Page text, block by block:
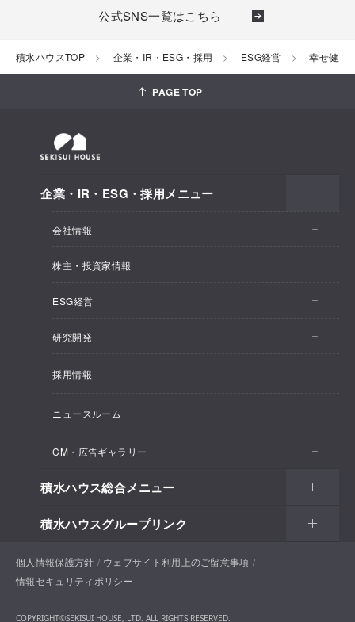
公式SNS一覧はこちら
積水ハウスTOP 企業・IR・ESG・採用 ESG経営 幸せ健康
PAGE TOP
企業・IR・ESG・採用メニュー
会社情報
会社情報トップ
事業概要
企業理念
コーポレートガバナンス
株主・投資家情報
株主・投資家情報トップ
IRトピックス
経営計画
M.D.C. Holdings, Incの買収について
受注速報
IRカレンダー
ESG経営
ESG経営トップ
CEOメッセージ
ESG経営の方針・体制
マテリアリティ
環境
ガバナンス
ピックアップコンテンツ
研究開発
しあわせ住まい研究所
総合住宅研究所
採用情報
ニュースルーム
CM・広告ギャラリー
CM・広告ギャラリートップ
CM一覧
新聞広告一覧
積水ハウス総合メニュー
住まい
戸建住宅
土地活用
積水ハウスグループリンク
積水ハウスサポートプラス
個人情報保護方針
ウェブサイト利用上のご留意事項
情報セキュリティポリシー
COPYRIGHT©SEKISUI HOUSE, LTD. ALL RIGHTS RESERVED.